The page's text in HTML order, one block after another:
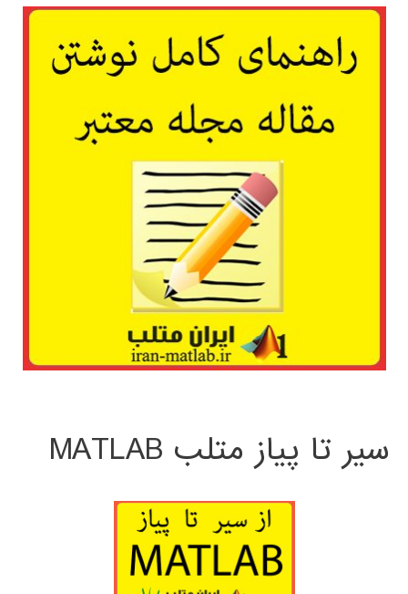
سیر تا پیاز متلب MATLAB